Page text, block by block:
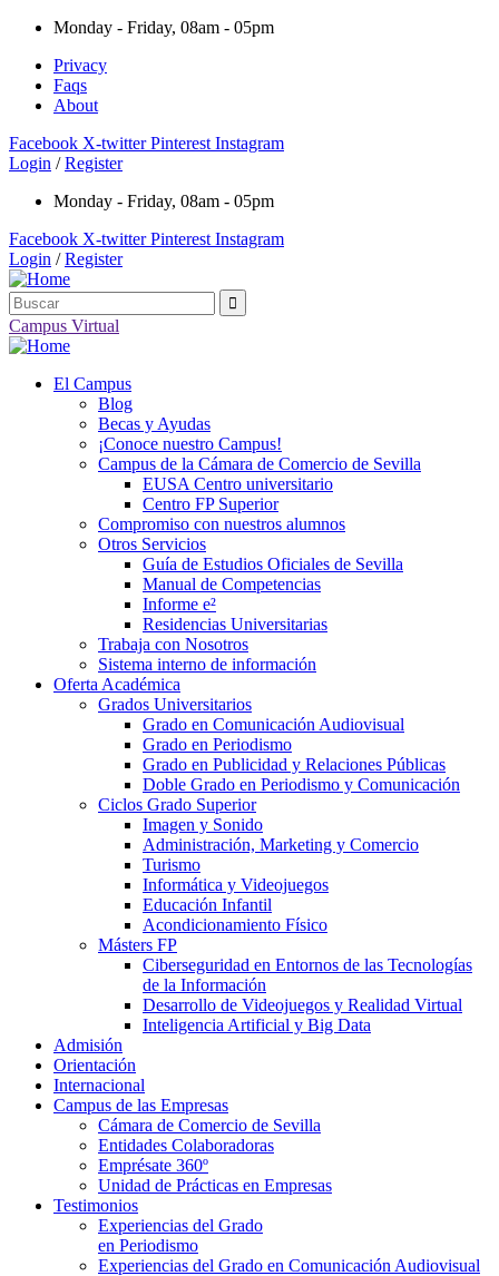
Monday - Friday, 08am - 05pm
Privacy
Faqs
About
Facebook X-twitter Pinterest Instagram
Login / Register
Monday - Friday, 08am - 05pm
Facebook X-twitter Pinterest Instagram
Login / Register
Campus Virtual
El Campus
Blog
Becas y Ayudas
¡Conoce nuestro Campus!
Campus de la Cámara de Comercio de Sevilla
EUSA Centro universitario
Centro FP Superior
Compromiso con nuestros alumnos
Otros Servicios
Guía de Estudios Oficiales de Sevilla
Manual de Competencias
Informe e²
Residencias Universitarias
Trabaja con Nosotros
Sistema interno de información
Oferta Académica
Grados Universitarios
Grado en Comunicación Audiovisual
Grado en Periodismo
Grado en Publicidad y Relaciones Públicas
Doble Grado en Periodismo y Comunicación
Ciclos Grado Superior
Imagen y Sonido
Administración, Marketing y Comercio
Turismo
Informática y Videojuegos
Educación Infantil
Acondicionamiento Físico
Másters FP
Ciberseguridad en Entornos de las Tecnologías
de la Información
Desarrollo de Videojuegos y Realidad Virtual
Inteligencia Artificial y Big Data
Admisión
Orientación
Internacional
Campus de las Empresas
Cámara de Comercio de Sevilla
Entidades Colaboradoras
Emprésate 360º
Unidad de Prácticas en Empresas
Testimonios
Experiencias del Grado
en Periodismo
Experiencias del Grado en Comunicación Audiovisual